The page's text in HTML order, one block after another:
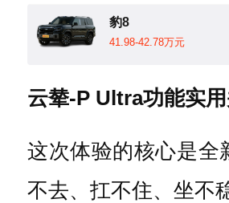
豹8
41.98-42.78万元
云辇-P Ultra功能实
这次体验的核心是全
不去、扛不住、坐不